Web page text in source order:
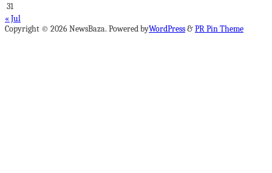
31
« Jul
Copyright © 2026 NewsBaza. Powered byWordPress&PR Pin Theme